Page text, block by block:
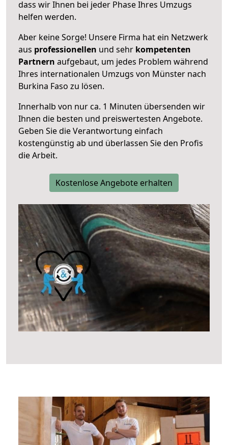
dass wir Ihnen bei jeder Phase Ihres Umzugs
helfen werden.
Aber keine Sorge! Unsere Firma hat ein Netzwerk
aus professionellen und sehr kompetenten
Partnern aufgebaut, um jedes Problem während
Ihres internationalen Umzugs von Münster nach
Burkina Faso zu lösen.
Innerhalb von nur ca. 1 Minuten übersenden wir
Ihnen die besten und preiswertesten Angebote.
Geben Sie die Verantwortung einfach
kostengünstig ab und überlassen Sie den Profis
die Arbeit.
Kostenlose Angebote erhalten